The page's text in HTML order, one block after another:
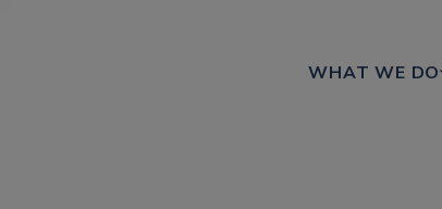
WHAT WE DO